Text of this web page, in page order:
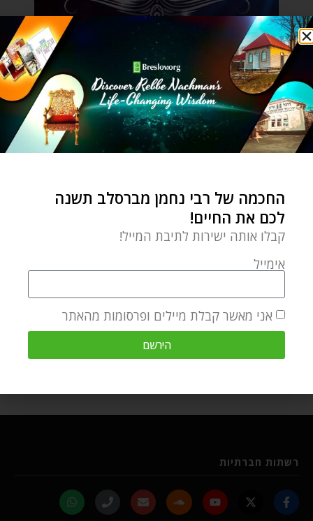
רשתות חברתיות
החכמה של רבי נחמן מברסלב תשנה
לכם את החיים!
קבלו אותה ישירות לתיבת המייל!
אימייל
אני מאשר קבלת מיילים ופרסומות מהאתר
הירשם